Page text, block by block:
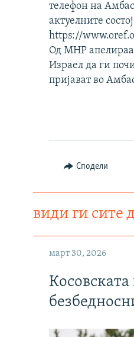
телефон на
актуелните
https://
Од МНР
Израел да ги
пријават во
Сподели
види ги сите
март 30, 2026